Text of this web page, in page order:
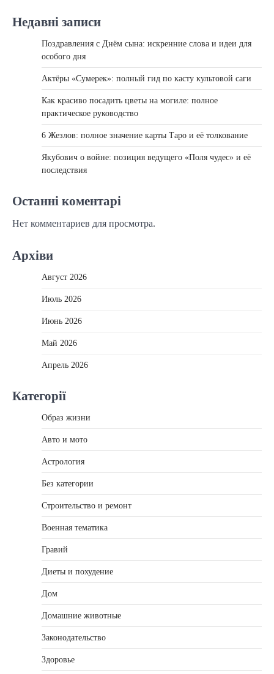
Недавні записи
Поздравления с Днём сына: искренние слова и идеи для
особого дня
Актёры «Сумерек»: полный гид по касту культовой саги
Как красиво посадить цветы на могиле: полное
практическое руководство
6 Жезлов: полное значение карты Таро и её толкование
Якубович о войне: позиция ведущего «Поля чудес» и её
последствия
Останні коментарі
Нет комментариев для просмотра.
Архіви
Август 2026
Июль 2026
Июнь 2026
Май 2026
Апрель 2026
Категорії
Образ жизни
Авто и мото
Астрология
Без категории
Строительство и ремонт
Военная тематика
Гравий
Диеты и похудение
Дом
Домашние животные
Законодательство
Здоровье